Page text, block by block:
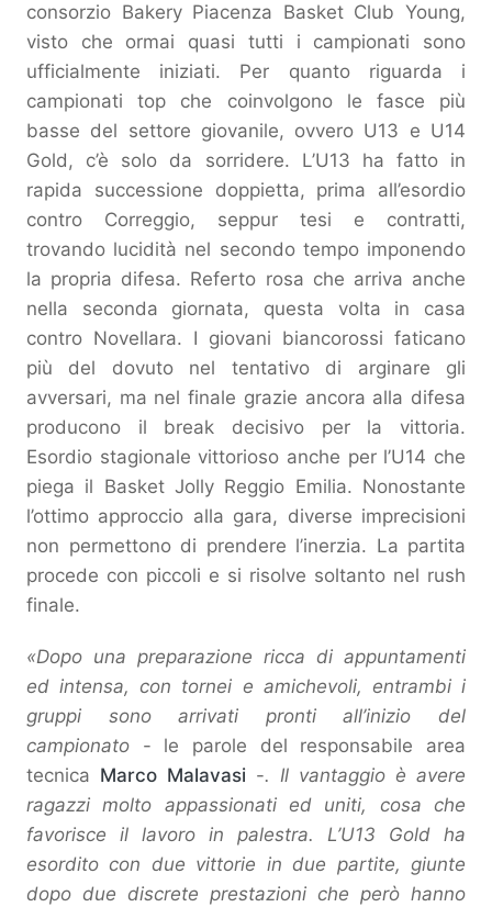
consorzio Bakery Piacenza Basket Club Young,
visto che ormai quasi tutti i campionati sono
ufficialmente iniziati. Per quanto riguarda i
campionati top che coinvolgono le fasce più
basse del settore giovanile, ovvero U13 e U14
Gold, c’è solo da sorridere. L’U13 ha fatto in
rapida successione doppietta, prima all’esordio
contro Correggio, seppur tesi e contratti,
trovando lucidità nel secondo tempo imponendo
la propria difesa. Referto rosa che arriva anche
nella seconda giornata, questa volta in casa
contro Novellara. I giovani biancorossi faticano
più del dovuto nel tentativo di arginare gli
avversari, ma nel finale grazie ancora alla difesa
producono il break decisivo per la vittoria.
Esordio stagionale vittorioso anche per l’U14 che
piega il Basket Jolly Reggio Emilia. Nonostante
l’ottimo approccio alla gara, diverse imprecisioni
non permettono di prendere l’inerzia. La partita
procede con piccoli e si risolve soltanto nel rush
finale.
«Dopo una preparazione ricca di appuntamenti
ed intensa, con tornei e amichevoli, entrambi i
gruppi sono arrivati pronti all’inizio del
campionato - le parole del responsabile area
tecnica Marco Malavasi -. Il vantaggio è avere
ragazzi molto appassionati ed uniti, cosa che
favorisce il lavoro in palestra. L’U13 Gold ha
esordito con due vittorie in due partite, giunte
dopo due discrete prestazioni che però hanno